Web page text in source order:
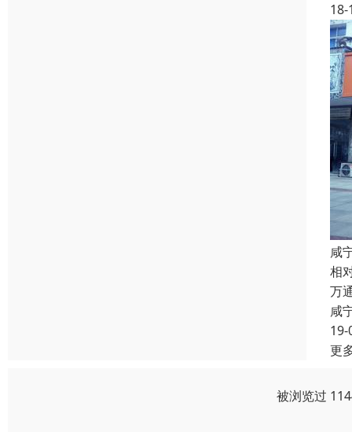
18-
咸
相
万
咸
19-
更
被浏览过